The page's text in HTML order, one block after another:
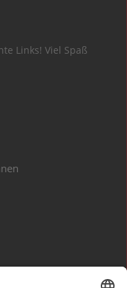
Links! Viel Spaß